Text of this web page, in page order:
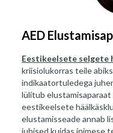
AED
Eestikeelsete selgete
kriisiolukorras teile
indikaatortuledega
lülitub
eestikeelsete
elustamisseade annab